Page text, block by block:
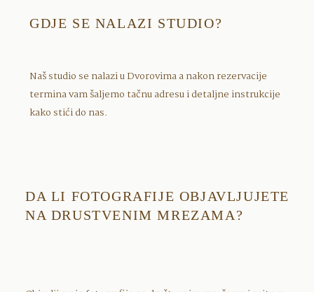
GDJE SE NALAZI STUDIO?
Naš studio se nalazi u Dvorovima a nakon rezervacije
termina vam šaljemo tačnu adresu i detaljne instrukcije
kako stići do nas.
DA LI FOTOGRAFIJE OBJAVLJUJETE
NA DRUSTVENIM MREZAMA?